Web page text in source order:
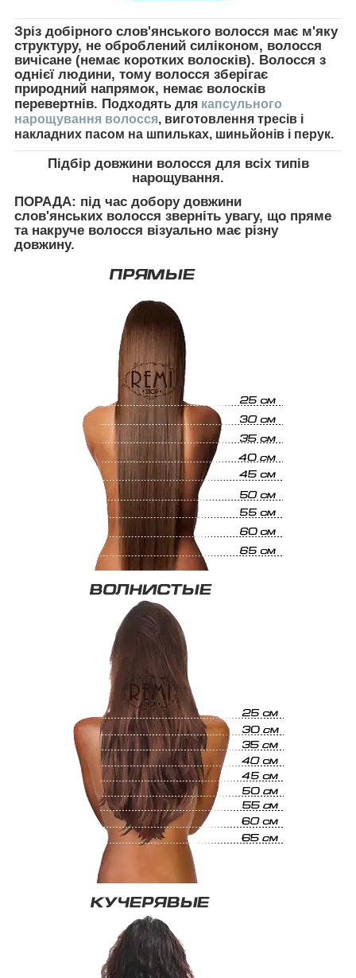
Зріз добірного слов'янського волосся має м'яку
структуру, не оброблений силіконом, волосся
вичісане (немає коротких волосків). Волосся з
однієї людини, тому волосся зберігає
природний напрямок, немає волосків
перевертнів. Подходять для капсульного
нарощування волосся , виготовлення тресів і
накладних пасом на шпильках, шиньйонів і перук.
Підбір довжини волосся для всіх типів
нарощування.
ПОРАДА: під час добору довжини
слов'янських волосся зверніть увагу, що пряме
та накруче волосся візуально має різну
довжину.